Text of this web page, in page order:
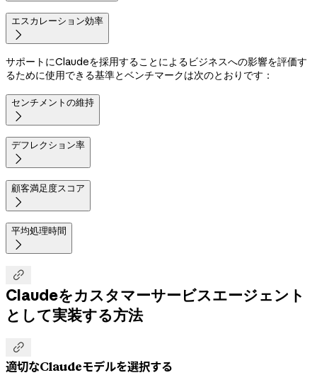
エスカレーション効率

サポートにClaudeを採用することによるビジネスへの影響を評価す
るために使用できる基準とベンチマークは次のとおりです：
センチメントの維持

デフレクション率

顧客満足度スコア

平均処理時間


Claudeをカスタマーサービスエージェント
として実装する方法

適切なClaudeモデルを選択する